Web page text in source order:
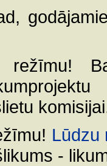
režīmu!
Lūdzu
-